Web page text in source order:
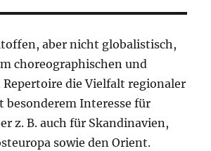
aber nicht globalistisch,
choreographischen und
die Vielfalt regionaler
Interesse für
z. B. auch für Skandinavien,
sowie den Orient.